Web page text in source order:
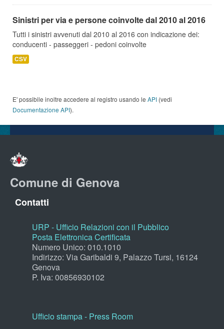
Sinistri per via e persone coinvolte dal 2010 al 2016
Tutti i sinistri avvenuti dal 2010 al 2016 con indicazione dei:
conducenti - passeggeri - pedoni coinvolte
CSV
E' possibile inoltre accedere al registro usando le API (vedi
Documentazione API).
Comune di Genova
Contatti
URP - Ufficio Relazioni con il Pubblico
Posta Elettronica Certificata
Numero Unico: 010.1010
Indirizzo: Via Garibaldi 9, Palazzo Tursi, 16124
Genova
P. Iva: 00856930102
Ufficio stampa - Press Room